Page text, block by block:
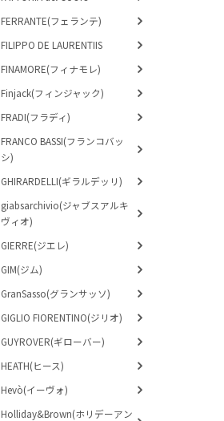
FERRANTE(フェランテ)
FILIPPO DE LAURENTIIS
FINAMORE(フィナモレ)
Finjack(フィンジャック)
FRADI(フラディ)
FRANCO BASSI(フランコバッ
シ)
GHIRARDELLI(ギラルデッリ)
giabsarchivio(ジャブスアルキ
ヴィオ)
GIERRE(ジエレ)
GIM(ジム)
GranSasso(グランサッソ)
GIGLIO FIORENTINO(ジリオ)
GUYROVER(ギローバー)
HEATH(ヒース)
Hevò(イーヴォ)
Holliday&Brown(ホリデーアン